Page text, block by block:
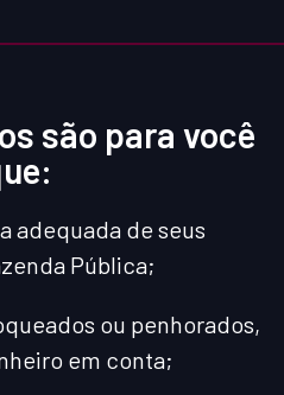
são para você
adequada de seus
Pública;
ou penhorados,
em conta;